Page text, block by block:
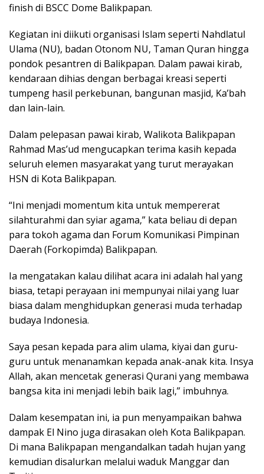
finish di BSCC Dome Balikpapan.
Kegiatan ini diikuti organisasi Islam seperti Nahdlatul
Ulama (NU), badan Otonom NU, Taman Quran hingga
pondok pesantren di Balikpapan. Dalam pawai kirab,
kendaraan dihias dengan berbagai kreasi seperti
tumpeng hasil perkebunan, bangunan masjid, Ka’bah
dan lain-lain.
Dalam pelepasan pawai kirab, Walikota Balikpapan
Rahmad Mas’ud mengucapkan terima kasih kepada
seluruh elemen masyarakat yang turut merayakan
HSN di Kota Balikpapan.
“Ini menjadi momentum kita untuk mempererat
silahturahmi dan syiar agama,” kata beliau di depan
para tokoh agama dan Forum Komunikasi Pimpinan
Daerah (Forkopimda) Balikpapan.
Ia mengatakan kalau dilihat acara ini adalah hal yang
biasa, tetapi perayaan ini mempunyai nilai yang luar
biasa dalam menghidupkan generasi muda terhadap
budaya Indonesia.
Saya pesan kepada para alim ulama, kiyai dan guru-
guru untuk menanamkan kepada anak-anak kita. Insya
Allah, akan mencetak generasi Qurani yang membawa
bangsa kita ini menjadi lebih baik lagi,” imbuhnya.
Dalam kesempatan ini, ia pun menyampaikan bahwa
dampak El Nino juga dirasakan oleh Kota Balikpapan.
Di mana Balikpapan mengandalkan tadah hujan yang
kemudian disalurkan melalui waduk Manggar dan